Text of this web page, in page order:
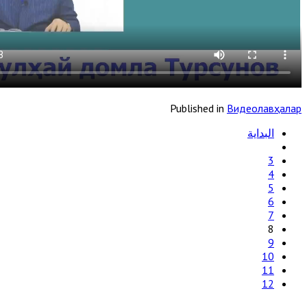
Published in Видеолавҳалар
البداية
3
4
5
6
7
8
9
10
11
12